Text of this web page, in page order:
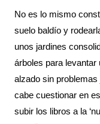
No es lo mismo
suelo baldío y
unos jardines
árboles para levantar
alzado sin
cabe cuestionar en
subir los libros a la